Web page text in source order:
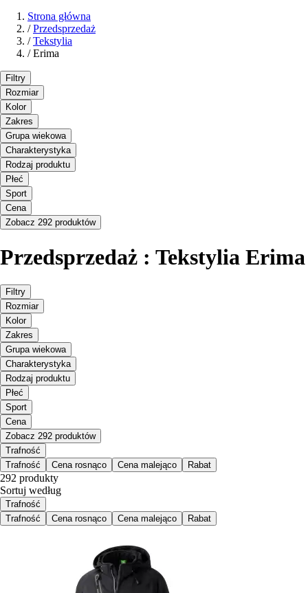
Strona główna
/ Przedsprzedaż
/ Tekstylia
/ Erima
Filtry
Rozmiar
Kolor
Zakres
Grupa wiekowa
Charakterystyka
Rodzaj produktu
Płeć
Sport
Cena
Zobacz 292 produktów
Przedsprzedaż : Tekstylia Erima
Filtry
Rozmiar
Kolor
Zakres
Grupa wiekowa
Charakterystyka
Rodzaj produktu
Płeć
Sport
Cena
Zobacz 292 produktów
Trafność
Trafność
Cena rosnąco Cena malejąco Rabat
292 produkty
Sortuj według
Trafność
Trafność
Cena rosnąco Cena malejąco Rabat